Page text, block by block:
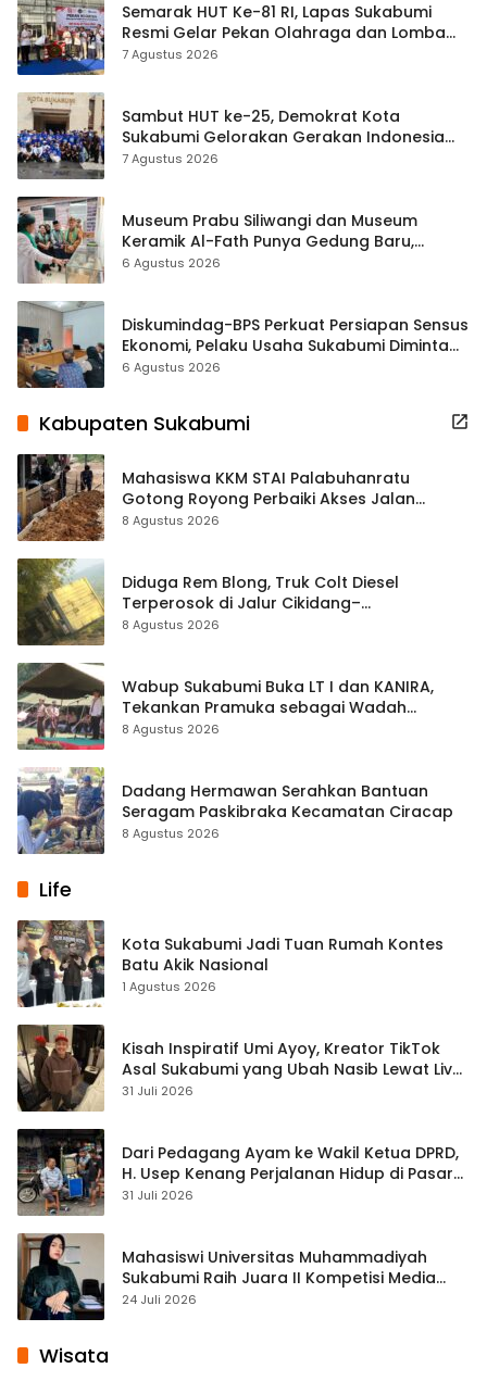
Semarak HUT Ke-81 RI, Lapas Sukabumi
Resmi Gelar Pekan Olahraga dan Lomba
Tradisional
7 Agustus 2026
Sambut HUT ke-25, Demokrat Kota
Sukabumi Gelorakan Gerakan Indonesia
ASRI Lewat Aksi Bersih Masjid Agung
7 Agustus 2026
Museum Prabu Siliwangi dan Museum
Keramik Al-Fath Punya Gedung Baru,
Hampir 500 Koleksi Dipisahkan
6 Agustus 2026
Diskumindag-BPS Perkuat Persiapan Sensus
Ekonomi, Pelaku Usaha Sukabumi Diminta
Terbuka Beri Data
6 Agustus 2026
Kabupaten Sukabumi
Mahasiswa KKM STAI Palabuhanratu
Gotong Royong Perbaiki Akses Jalan
Majelis Ta’lim di Sagaranten
8 Agustus 2026
Diduga Rem Blong, Truk Colt Diesel
Terperosok di Jalur Cikidang–
Palabuhanratu
8 Agustus 2026
Wabup Sukabumi Buka LT I dan KANIRA,
Tekankan Pramuka sebagai Wadah
Pembentukan Karakter
8 Agustus 2026
Dadang Hermawan Serahkan Bantuan
Seragam Paskibraka Kecamatan Ciracap
8 Agustus 2026
Life
Kota Sukabumi Jadi Tuan Rumah Kontes
Batu Akik Nasional
1 Agustus 2026
Kisah Inspiratif Umi Ayoy, Kreator TikTok
Asal Sukabumi yang Ubah Nasib Lewat Live
Streaming
31 Juli 2026
Dari Pedagang Ayam ke Wakil Ketua DPRD,
H. Usep Kenang Perjalanan Hidup di Pasar
Cisaat
31 Juli 2026
Mahasiswi Universitas Muhammadiyah
Sukabumi Raih Juara II Kompetisi Media
Pembelajaran Digital Tingkat Internasional
24 Juli 2026
Wisata